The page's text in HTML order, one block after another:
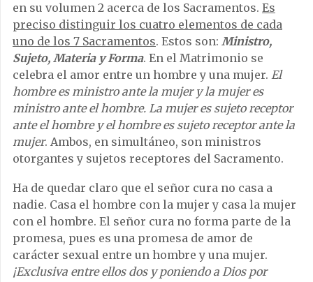
en su volumen 2 acerca de los Sacramentos. Es
preciso distinguir los cuatro elementos de cada
uno de los 7 Sacramentos. Estos son: Ministro,
Sujeto, Materia y Forma. En el Matrimonio se
celebra el amor entre un hombre y una mujer. El
hombre es ministro ante la mujer y la mujer es
ministro ante el hombre. La mujer es sujeto receptor
ante el hombre y el hombre es sujeto receptor ante la
mujer. Ambos, en simultáneo, son ministros
otorgantes y sujetos receptores del Sacramento.
Ha de quedar claro que el señor cura no casa a
nadie. Casa el hombre con la mujer y casa la mujer
con el hombre. El señor cura no forma parte de la
promesa, pues es una promesa de amor de
carácter sexual entre un hombre y una mujer.
¡Exclusiva entre ellos dos y poniendo a Dios por